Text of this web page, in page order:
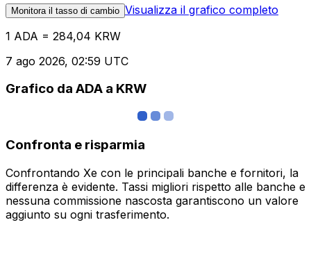
Monitora il tasso di cambio Visualizza il grafico completo
1 ADA = 284,04 KRW
7 ago 2026, 02:59 UTC
Grafico da ADA a KRW
Confronta e risparmia
Confrontando Xe con le principali banche e fornitori, la
differenza è evidente. Tassi migliori rispetto alle banche e
nessuna commissione nascosta garantiscono un valore
aggiunto su ogni trasferimento.